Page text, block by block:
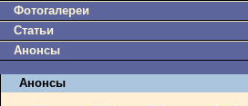
Фотогалереи
Статьи
Анонсы
Анонсы